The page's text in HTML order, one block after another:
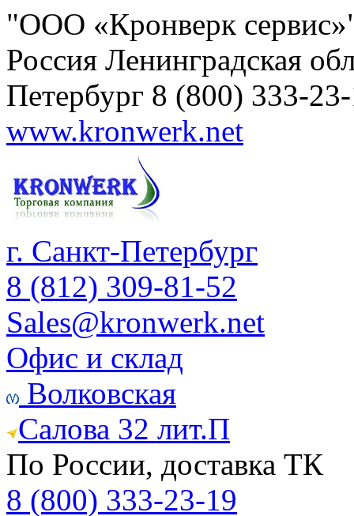
"ООО «Кронверк
Россия Ленинградская
Петербург 8 (800) 333-
www.kronwerk.net
г. Санкт-Петербург
8 (812) 309-81-52
Sales@kronwerk.net
Офис и склад
Волковская
Салова 32 лит.П
По России, доставка ТК
8 (800) 333-23-19